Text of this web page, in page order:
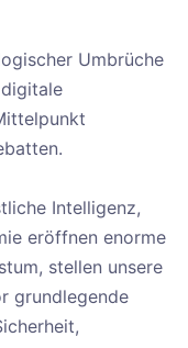
Umbrüche
Intelligenz,
eröffnen enorme
stellen unsere
grundlegende